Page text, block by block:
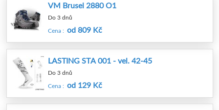
VM Brusel 2880 O1
Do 3 dnů
Cena : od 809 Kč
LASTING STA 001 - vel. 42-45
Do 3 dnů
Cena : od 129 Kč